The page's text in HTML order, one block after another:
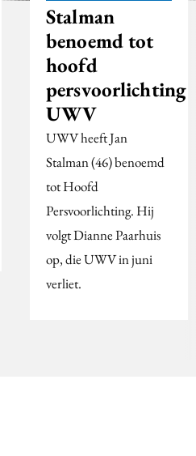
Stalman
benoemd tot
hoofd
persvoorlichting
UWV
UWV heeft Jan
Stalman (46) benoemd
tot Hoofd
Persvoorlichting. Hij
volgt Dianne Paarhuis
op, die UWV in juni
verliet.